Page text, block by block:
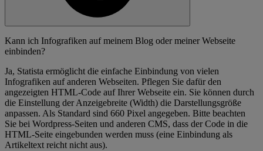
Kann ich Infografiken auf meinem Blog oder meiner Webseite
einbinden?
Ja, Statista ermöglicht die einfache Einbindung von vielen
Infografiken auf anderen Webseiten. Pflegen Sie dafür den
angezeigten HTML-Code auf Ihrer Webseite ein. Sie können durch
die Einstellung der Anzeigebreite (Width) die Darstellungsgröße
anpassen. Als Standard sind 660 Pixel angegeben. Bitte beachten
Sie bei Wordpress-Seiten und anderen CMS, dass der Code in die
HTML-Seite eingebunden werden muss (eine Einbindung als
Artikeltext reicht nicht aus).